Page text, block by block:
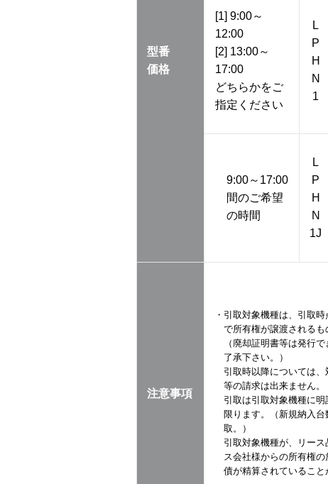
型番
価格
[1] 9:00～
12:00
[2] 13:00～
17:00
どちらかをご
指定ください
L
P
H
N
1
9:00～17:00
間のご希望
の時間
L
P
H
N
1J
注意事項
・引取対象機種は、引取
で所有権が譲渡されるも
（廃却証明書等は発行
了承下さい。）
引取時以降については、
等の請求は出来ません。
引取は引取対象機種に明
限ります。（新規納入台
取。）
引取対象機種が、リース
ス会社様からの所有権
債が精算されていること